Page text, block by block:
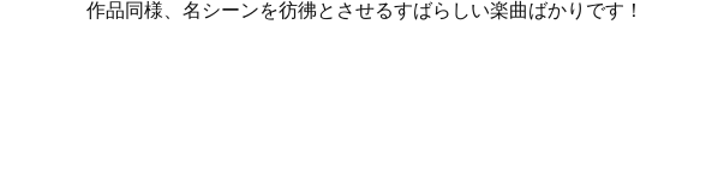
作品同様、名シーンを彷彿とさせるすばらしい楽曲ばかりです！